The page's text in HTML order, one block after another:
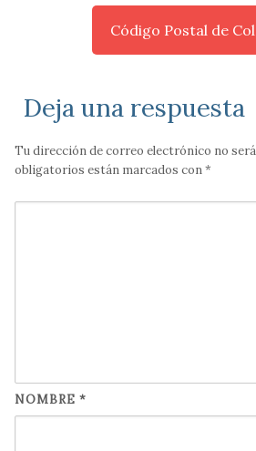
Código Postal de
Deja una respuesta
Tu dirección de correo electrónico no
obligatorios están marcados con*
NOMBRE *